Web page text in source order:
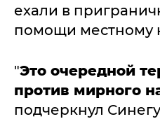
ехали в
помощи местному
"Это очередной
против мирного
подчеркнул